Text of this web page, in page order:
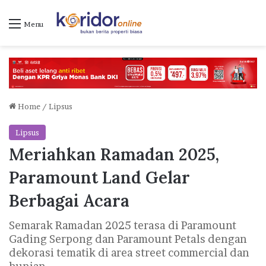
Menu
Home / Lipsus
Lipsus
Meriahkan Ramadan 2025,
Paramount Land Gelar
Berbagai Acara
Semarak Ramadan 2025 terasa di Paramount
Gading Serpong dan Paramount Petals dengan
dekorasi tematik di area street commercial dan